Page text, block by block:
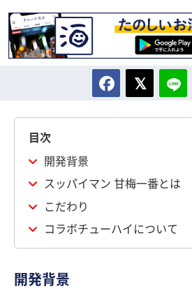
目次
開発背景
スッパイマン 甘梅一番とは
こだわり
コラボチューハイについて
開発背景